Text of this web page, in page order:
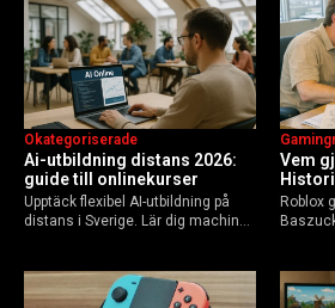
Ai-utbildning distans 2026:
guide till onlinekurser
Okategoriserade
Upptäck flexibel AI-utbildning på
distans i Sverige. Lär dig machine
Guide för nybörjare och
yrkesverksamma som vill bygga…
Vem
Roblox
händer